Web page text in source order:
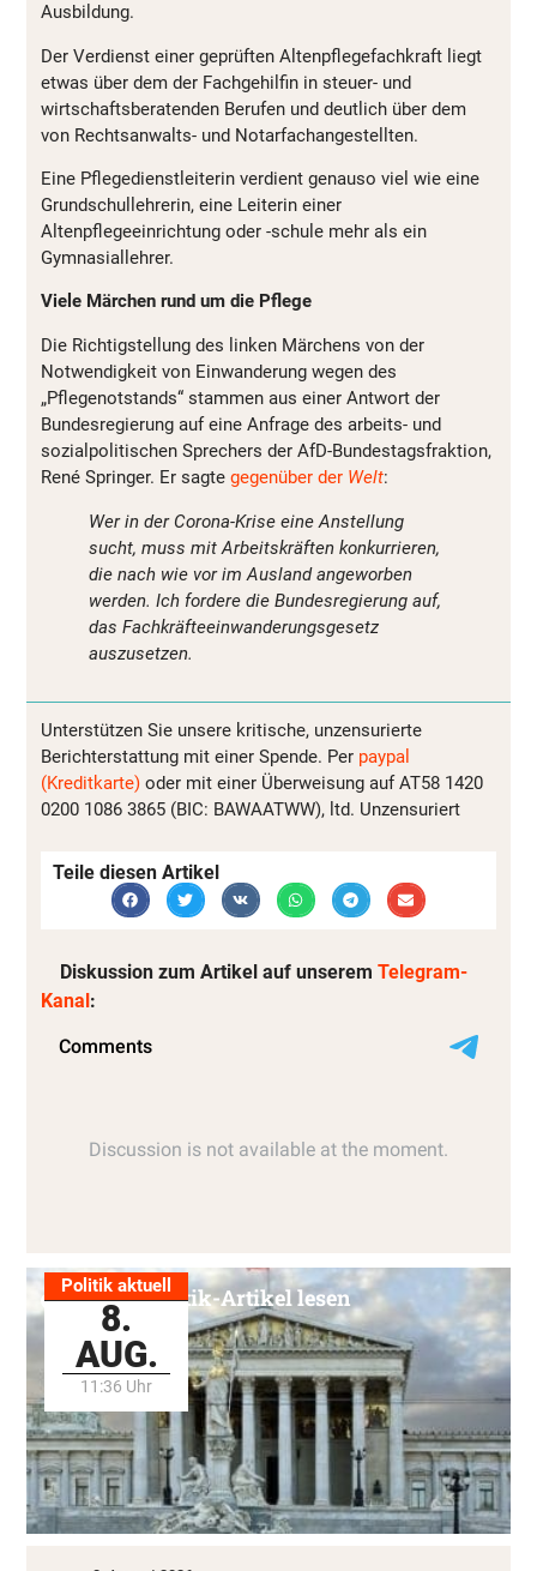
Ausbildung.
Der Verdienst einer geprüften Altenpflegefachkraft liegt
etwas über dem der Fachgehilfin in steuer- und
wirtschaftsberatenden Berufen und deutlich über dem
von Rechtsanwalts- und Notarfachangestellten.
Eine Pflegedienstleiterin verdient genauso viel wie eine
Grundschullehrerin, eine Leiterin einer
Altenpflegeeinrichtung oder -schule mehr als ein
Gymnasiallehrer.
Viele Märchen rund um die Pflege
Die Richtigstellung des linken Märchens von der
Notwendigkeit von Einwanderung wegen des
„Pflegenotstands“ stammen aus einer Antwort der
Bundesregierung auf eine Anfrage des arbeits- und
sozialpolitischen Sprechers der AfD-Bundestagsfraktion,
René Springer. Er sagte gegenüber der Welt:
Wer in der Corona-Krise eine Anstellung
sucht, muss mit Arbeitskräften konkurrieren,
die nach wie vor im Ausland angeworben
werden. Ich fordere die Bundesregierung auf,
das Fachkräfteeinwanderungsgesetz
auszusetzen.
Unterstützen Sie unsere kritische, unzensurierte
Berichterstattung mit einer Spende. Per paypal
(Kreditkarte) oder mit einer Überweisung auf AT58 1420
0200 1086 3865 (BIC: BAWAATWW), ltd. Unzensuriert
Teile diesen Artikel
Diskussion zum Artikel auf unserem Telegram-
Kanal:
Politik aktuell
8.
AUG.
11:36 Uhr
Alle Politik-Artikel lesen